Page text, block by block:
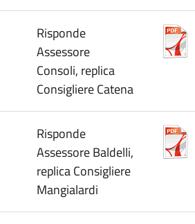
Risponde
Assessore
Consoli, replica
Consigliere Catena
Risponde
Assessore Baldelli,
replica Consigliere
Mangialardi